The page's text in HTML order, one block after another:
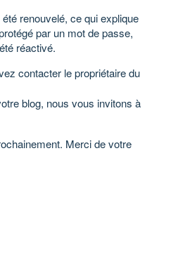
renouvelé, ce qui explique
par un mot de passe,
réactivé.
contacter le propriétaire du
blog, nous vous invitons à
Merci de votre